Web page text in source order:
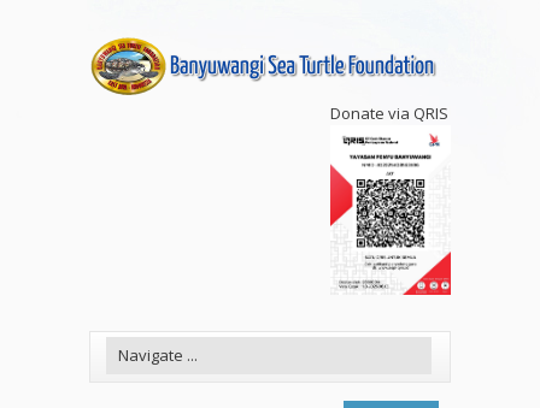
Donate via QRIS